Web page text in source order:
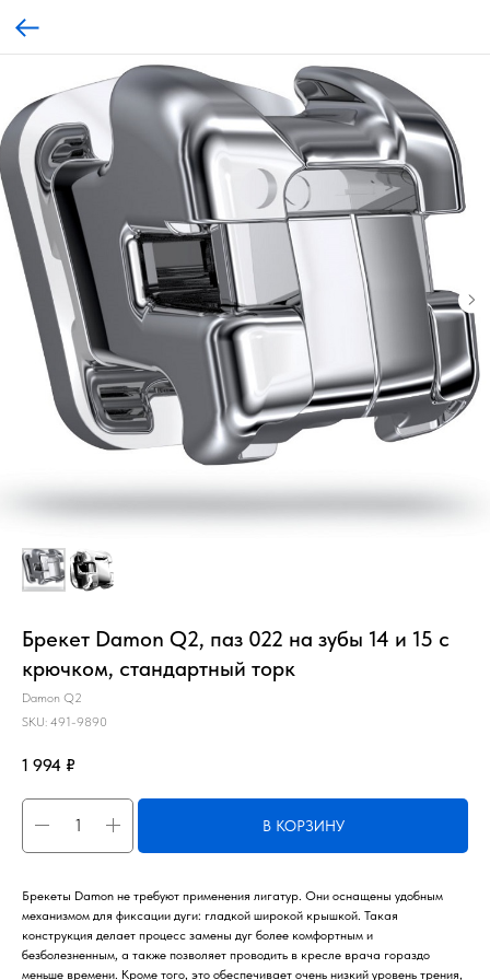
Брекет Damon Q2, паз 022 на зубы 14 и 15 с
крючком, стандартный торк
Damon Q2
SKU: 491-9890
1 994 ₽
В КОРЗИНУ
Брекеты Damon не требуют применения лигатур. Они оснащены удобным
механизмом для фиксации дуги: гладкой широкой крышкой. Такая
конструкция делает процесс замены дуг более комфортным и
безболезненным, а также позволяет проводить в кресле врача гораздо
меньше времени. Кроме того, это обеспечивает очень низкий уровень трения,